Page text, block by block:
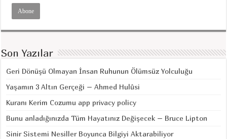
Son Yazılar
Geri Dönüşü Olmayan İnsan Ruhunun Ölümsüz Yolculuğu
Yaşamın 3 Altın Gerçeği – Ahmed Hulûsi
Kuranı Kerim Cozumu app privacy policy
Bunu anladığınızda Tüm Hayatınız Değişecek – Bruce Lipton
Sinir Sistemi Nesiller Boyunca Bilgiyi Aktarabiliyor